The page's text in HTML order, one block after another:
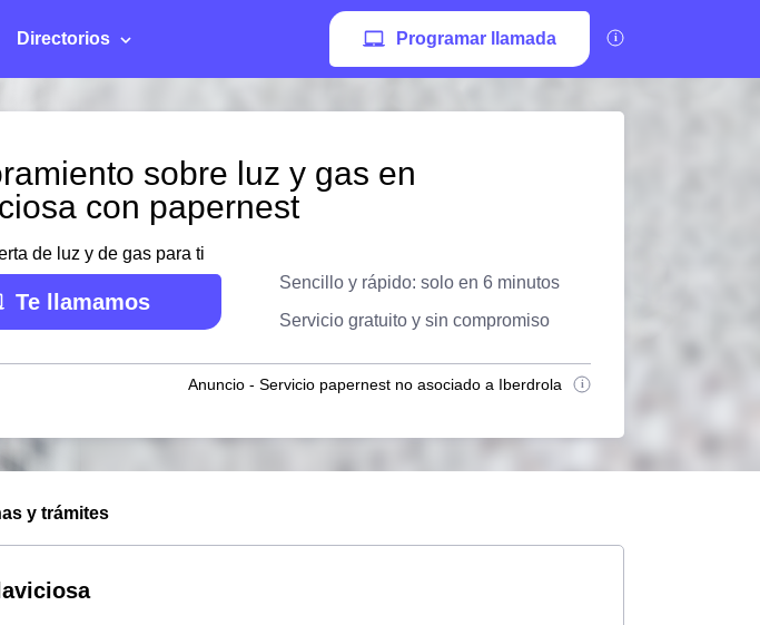
Directorios Programar llamada
sobre luz y gas en
con papernest
de luz y de gas para ti
Te llamamos
Sencillo y rápido: solo en 6 minutos
Servicio gratuito y sin compromiso
Anuncio - Servicio papernest no asociado a Iberdrola
y trámites